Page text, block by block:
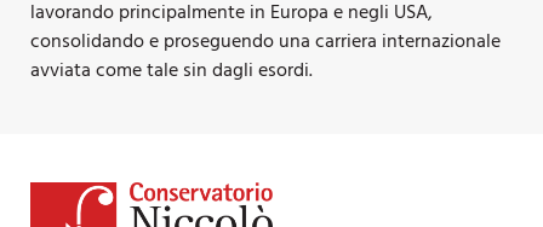
lavorando principalmente in Europa e negli USA,
consolidando e proseguendo una carriera internazionale
avviata come tale sin dagli esordi.